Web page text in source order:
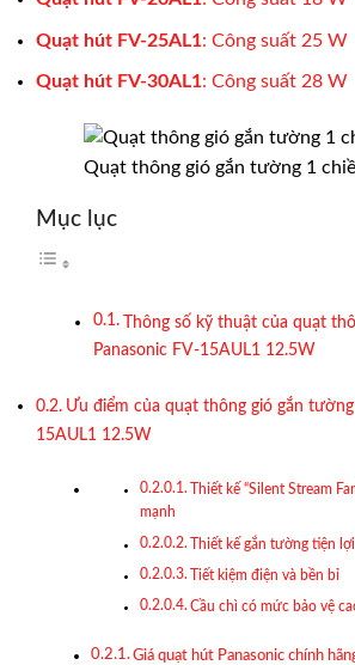
Quạt hút FV-25AL1: Công suất 25 W
Quạt hút FV-30AL1: Công suất 28 W
Quạt thông gió gắn tường 1
Mục lục
Thông số kỹ thuật của quạt
Panasonic FV-15AUL1 12.5W
Ưu điểm của quạt thông gió gắn
15AUL1 12.5W
Thiết kế “Silent Stream
mạnh
Thiết kế gắn tường tiện lợi
Tiết kiệm điện và bền bỉ
Cầu chì có mức bảo vệ
Giá quạt hút Panasonic chính